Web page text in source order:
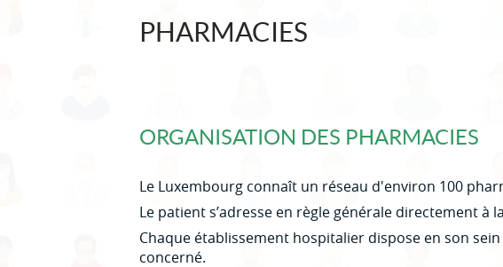
PHARMACIES
ORGANISATION DES PHARMACIES
Le Luxembourg connaît un réseau d'environ 100
Le patient s’adresse en règle générale directement
Chaque établissement hospitalier dispose en son
concerné.